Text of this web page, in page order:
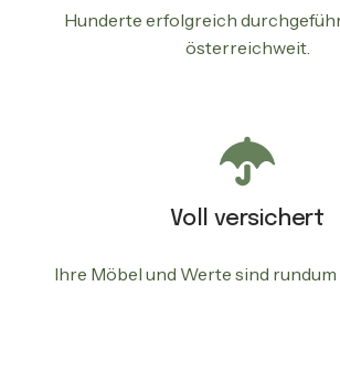
Hunderte erfolgreich
österreichweit.
Voll versichert
Ihre Möbel und Werte sind